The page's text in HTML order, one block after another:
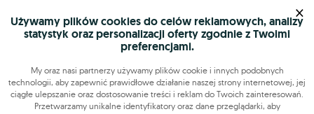
ul. Królowej Jadwigi 43
61-872 Poznań
Mapa serwisu
Używamy plików cookies do celów reklamowych, analizy
statystyk oraz personalizacji oferty zgodnie z Twoimi
preferencjami.
My oraz nasi partnerzy używamy plików cookie i innych podobnych
technologii, aby zapewnić prawidłowe działanie naszej strony internetowej, jej
ciągłe ulepszanie oraz dostosowanie treści i reklam do Twoich zainteresowań.
Przetwarzamy unikalne identyfikatory oraz dane przeglądarki, aby
×